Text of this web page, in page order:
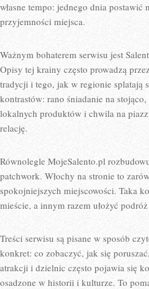
własne tempo: jednego dnia
przyjemności miejsca.
Ważnym bohaterem serwisu jest
Opisy tej krainy często prowadzą
tradycji i tego, jak w regionie splatają
kontrastów: rano śniadanie na
lokalnych produktów i chwila na
relację.
Równolegle MojeSalento.pl
patchwork. Włochy na stronie to
spokojniejszych miejscowości. Taka
mieście, a innym razem ułożyć
Treści serwisu są pisane w sposób
konkret: co zobaczyć, jak się
atrakcji i dzielnic często pojawia się
osadzone w historii i kulturze. To